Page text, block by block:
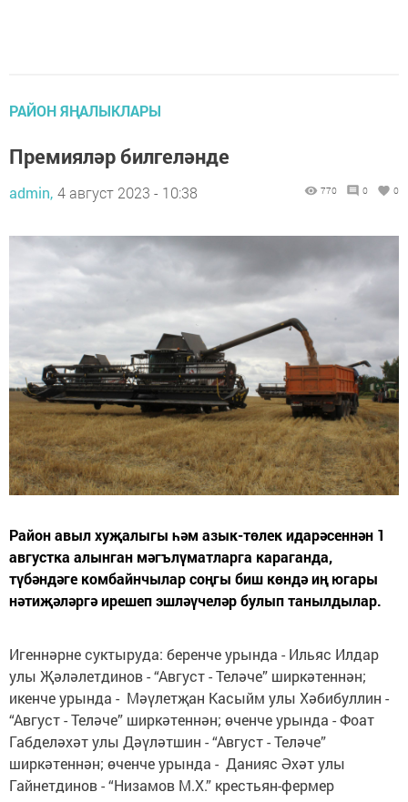
РАЙОН ЯҢАЛЫКЛАРЫ
Премияләр билгеләнде
admin, 4 август 2023 - 10:38 770 0 0
Район авыл хуҗалыгы һәм азык-төлек идарәсеннән 1
августка алынган мәгълүматларга караганда,
түбәндәге комбайнчылар соңгы биш көндә иң югары
нәтиҗәләргә ирешеп эшләүчеләр булып танылдылар.
Игеннәрне суктыруда: беренче урында - Ильяс Илдар
улы Җәләлетдинов - “Август - Теләче” ширкәтеннән;
икенче урында - Мәүлетҗан Касыйм улы Хәбибуллин -
“Август - Теләче” ширкәтеннән; өченче урында - Фоат
Габделәхәт улы Дәүләтшин - “Август - Теләче”
ширкәтеннән; өченче урында - Данияс Әхәт улы
Гайнетдинов - “Низамов М.Х.” крестьян-фермер